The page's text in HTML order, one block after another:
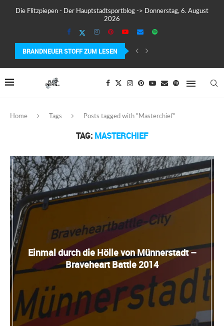
Die Flitzpiepen - Der Hauptstadtsportblog -> Donnerstag, 6. August
2026
BRANDNEUER STOFF ZUM LESEN
COROS PACE 4 IM TEST – LEICHT, SCHNELL...
Home Tags Posts tagged with "Masterchief"
TAG: MASTERCHIEF
Einmal durch die Hölle von Münnerstadt –
Braveheart Battle 2014